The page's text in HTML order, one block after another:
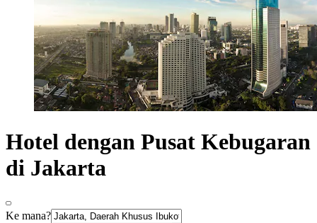
Hotel dengan Pusat Kebugaran
di Jakarta
Ke mana?